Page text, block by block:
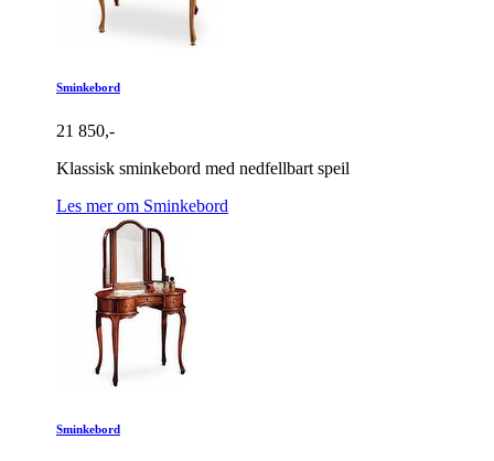
Sminkebord
21 850,-
Klassisk sminkebord med nedfellbart speil
Les mer om Sminkebord
Sminkebord